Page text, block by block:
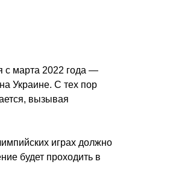
с марта 2022 года —
Украине. С тех пор
вызывая
играх должно
будет проходить в